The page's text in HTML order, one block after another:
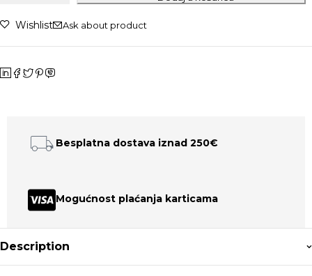
Wishlist Ask about product
Besplatna dostava iznad 250€
Mogućnost plaćanja karticama
Description